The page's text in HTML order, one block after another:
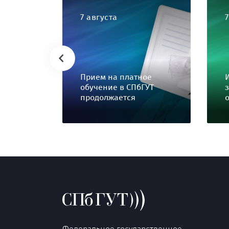
7 августа
Прием на платное
обучение в СПбГУТ
продолжается